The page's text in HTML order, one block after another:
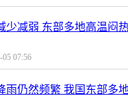
少减弱 东部多地高温闷
07:56
雨仍然频繁 我国东部多